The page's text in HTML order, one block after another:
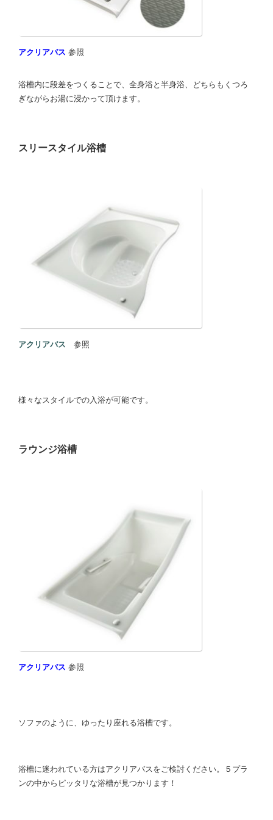
アクリアバス 参照
浴槽内に段差をつくることで、全身浴と半身浴、どちらもくつろ
ぎながらお湯に浸かって頂けます。
スリースタイル浴槽
アクリアバス 参照
様々なスタイルでの入浴が可能です。
ラウンジ浴槽
アクリアバス 参照
ソファのように、ゆったり座れる浴槽です。
浴槽に迷われている方はアクリアバスをご検討ください。５プラ
ンの中からピッタリな浴槽が見つかります！